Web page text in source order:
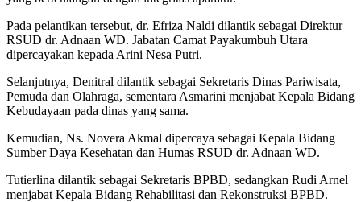
Pada pelantikan tersebut, dr. Efriza Naldi dilantik sebagai Direktur
RSUD dr. Adnaan WD. Jabatan Camat Payakumbuh Utara
dipercayakan kepada Arini Nesa Putri.
Selanjutnya, Denitral dilantik sebagai Sekretaris Dinas Pariwisata,
Pemuda dan Olahraga, sementara Asmarini menjabat Kepala Bidang
Kebudayaan pada dinas yang sama.
Kemudian, Ns. Novera Akmal dipercaya sebagai Kepala Bidang
Sumber Daya Kesehatan dan Humas RSUD dr. Adnaan WD.
Tutierlina dilantik sebagai Sekretaris BPBD, sedangkan Rudi Arnel
menjabat Kepala Bidang Rehabilitasi dan Rekonstruksi BPBD.